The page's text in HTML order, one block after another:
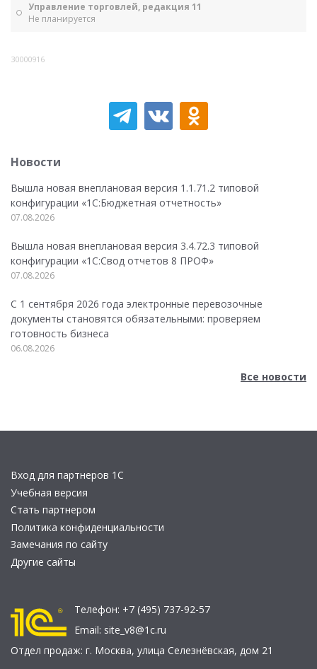
Управление торговлей, редакция 11
Не планируется
30000916
Новости
Вышла новая внеплановая версия 1.1.71.2 типовой
конфигурации «1C:Бюджетная отчетность»
07.08.2026
Вышла новая внеплановая версия 3.4.72.3 типовой
конфигурации «1C:Свод отчетов 8 ПРОФ»
07.08.2026
С 1 сентября 2026 года электронные перевозочные
документы становятся обязательными: проверяем
готовность бизнеса
06.08.2026
Все новости
Вход для партнеров 1С
Учебная версия
Стать партнером
Политика конфиденциальности
Замечания по сайту
Другие сайты
Телефон: +7 (495) 737-92-57
Email: site_v8@1c.ru
Отдел продаж: г. Москва, улица Селезнёвская, дом 21